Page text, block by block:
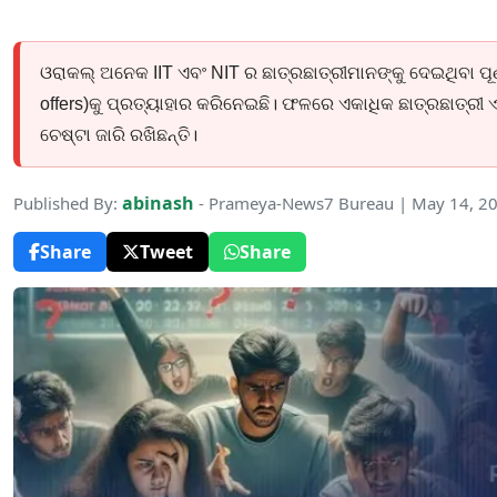
ଓରାକଲ୍ ଅନେକ IIT ଏବଂ NIT ର ଛାତ୍ରଛାତ୍ରୀମାନଙ୍କୁ ଦେଇଥିବା
offers)କୁ ପ୍ରତ୍ୟାହାର କରିନେଇଛି। ଫଳରେ ଏକାଧିକ ଛାତ୍ରଛାତ୍ରୀ
ଚେଷ୍ଟା ଜାରି ରଖିଛନ୍ତି।
Published By: abinash - Prameya-News7 Bureau | May 14,
Share Tweet Share